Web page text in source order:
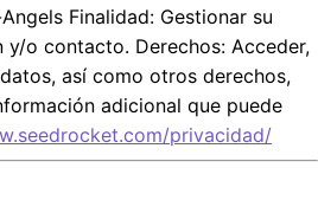
Finalidad: Gestionar su
o contacto. Derechos: Acceder,
así como otros derechos,
adicional que puede
privacidad/